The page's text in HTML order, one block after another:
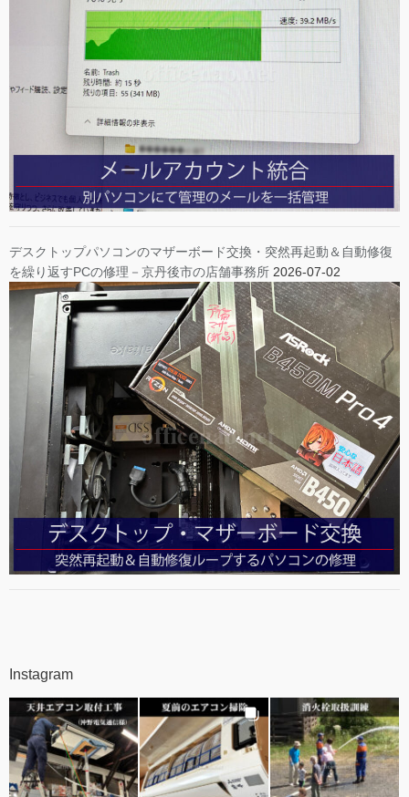
デスクトップパソコンのマザーボード交換・突然再起動＆自動修復
を繰り返すPCの修理－京丹後市の店舗事務所 2026-07-02
Instagram